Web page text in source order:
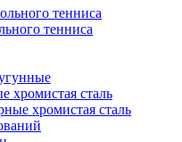
тенниса
тенниса
хромистая сталь
хромистая сталь